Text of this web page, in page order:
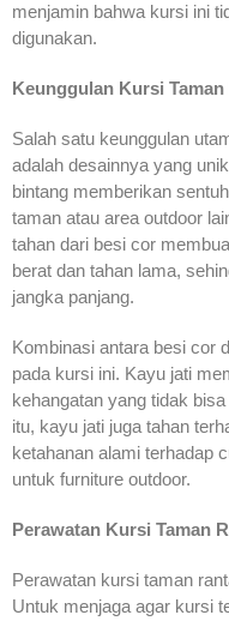
menjamin bahwa kursi ini
digunakan.
Keunggulan Kursi
Salah satu keunggulan
adalah desainnya yang
bintang memberikan
taman atau area outdoor
tahan dari besi cor
berat dan tahan lama,
jangka panjang.
Kombinasi antara besi cor
pada kursi ini. Kayu jati
kehangatan yang tidak
itu, kayu jati juga tahan
ketahanan alami terhadap
untuk furniture outdoor.
Perawatan Kursi Taman
Perawatan kursi taman
Untuk menjaga agar kursi